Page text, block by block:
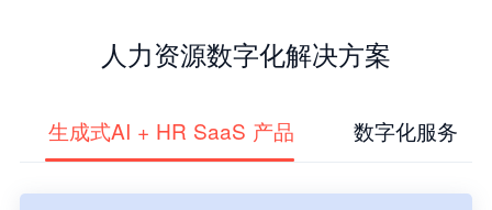
人力资源数字化解决方案
生成式AI + HR SaaS 产品 数字化服务